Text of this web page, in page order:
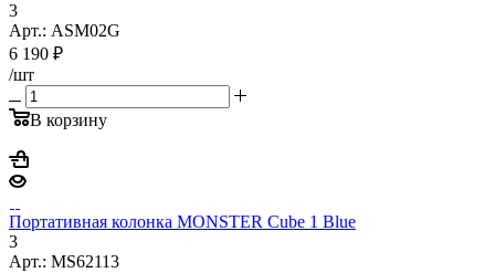
3
Арт.: ASM02G
6 190 ₽
/шт
В корзину
Портативная колонка MONSTER Cube 1 Blue
3
Арт.: MS62113